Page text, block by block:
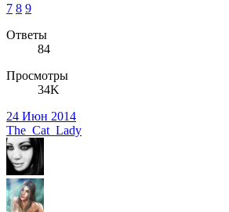
7 8 9
Ответы
84
Просмотры
34K
24 Июн 2014
The_Cat_Lady